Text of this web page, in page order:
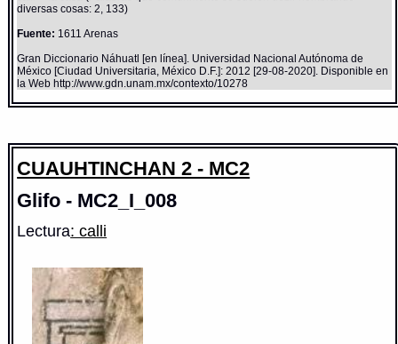
diversas cosas: 2, 133)
Fuente: 1611 Arenas
Gran Diccionario Náhuatl [en línea]. Universidad Nacional Autónoma de
México [Ciudad Universitaria, México D.F.]: 2012 [29-08-2020]. Disponible en
la Web http://www.gdn.unam.mx/contexto/10278
CUAUHTINCHAN 2 - MC2
Glifo - MC2_I_008
Lectura: calli